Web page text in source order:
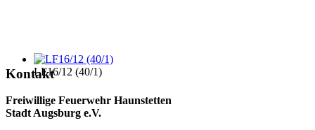
LF16/12 (40/1)
Kontakt
Freiwillige Feuerwehr Haunstetten
Stadt Augsburg e.V.